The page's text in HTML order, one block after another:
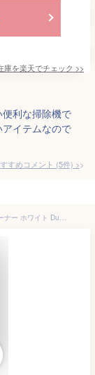
庫を楽天でチェック >>
利な掃除機で
イテムなので
すめコメント (5件) >
パナソニック Panasonic 工事用 充電コードレスクリーナー ホワイト Dual 本体のみ EZ37A3-W